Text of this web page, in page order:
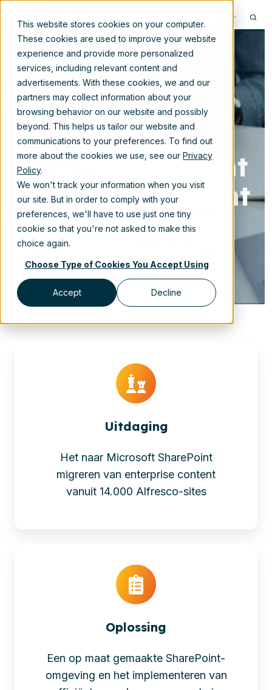
This website stores cookies on your computer.
These cookies are used to improve your website
experience and provide more personalized
services, including relevant content and
advertisements. With these cookies, we and our
partners may collect information about your
browsing behavior on our website and possibly
beyond. This helps us tailor our website and
communications to your preferences. To find out
more about the cookies we use, see our Privacy
Policy.
We won't track your information when you visit
our site. But in order to comply with your
preferences, we'll have to use just one tiny
cookie so that you're not asked to make this
choice again.
Choose Type of Cookies You Accept Using
Accept Decline
Efficiënt records
management
dankzij document
sets in SharePoint
12-apr-2024 11:15:00
Uitdaging
Het naar Microsoft SharePoint
migreren van enterprise content
vanuit 14.000 Alfresco-sites
Oplossing
Een op maat gemaakte SharePoint-
omgeving en het implementeren van